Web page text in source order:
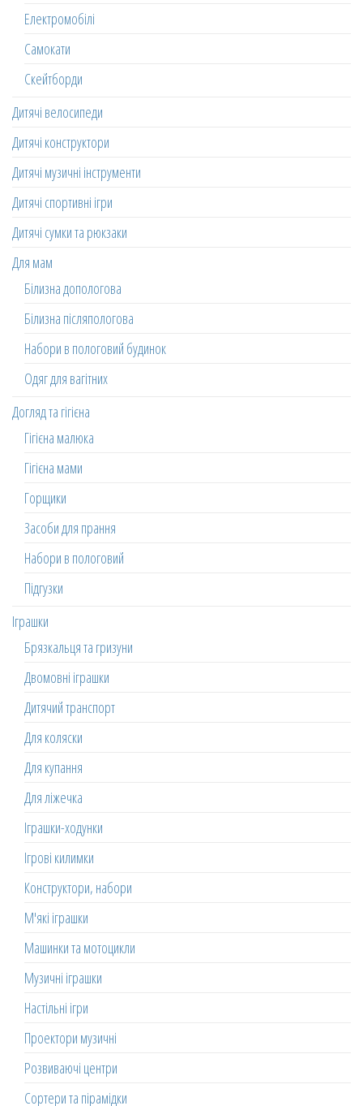
Електромобілі
Самокати
Скейтборди
Дитячі велосипеди
Дитячі конструктори
Дитячі музичні інструменти
Дитячі спортивні ігри
Дитячі сумки та рюкзаки
Для мам
Білизна допологова
Білизна післяпологова
Набори в пологовий будинок
Одяг для вагітних
Догляд та гігієна
Гігієна малюка
Гігієна мами
Горщики
Засоби для прання
Набори в пологовий
Підгузки
Іграшки
Брязкальця та гризуни
Двомовні іграшки
Дитячий транспорт
Для коляски
Для купання
Для ліжечка
Іграшки-ходунки
Ігрові килимки
Конструктори, набори
М'які іграшки
Машинки та мотоцикли
Музичні іграшки
Настільні ігри
Проектори музичні
Розвиваючі центри
Сортери та пірамідки